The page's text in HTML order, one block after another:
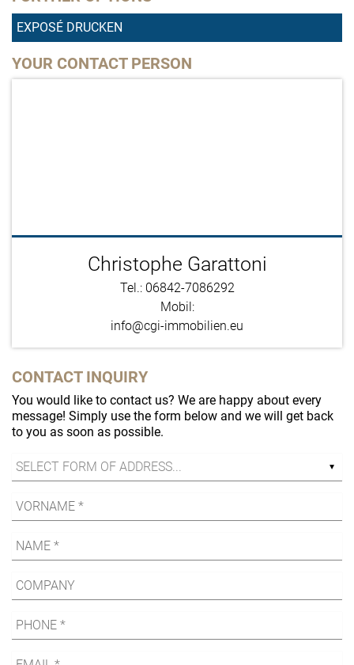
EXPOSÉ DRUCKEN
YOUR CONTACT PERSON
Christophe Garattoni
Tel.: 06842-7086292
Mobil:
info@cgi-immobilien.eu
CONTACT INQUIRY
You would like to contact us? We are happy about every
message! Simply use the form below and we will get back
to you as soon as possible.